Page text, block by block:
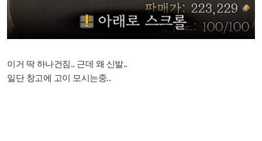
이거 딱 하나건짐.. 근데 왜 신발..
일단 창고에 고이 모시는중..